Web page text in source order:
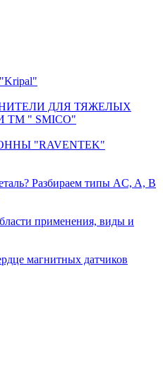
ДЛЯ ТЯЖЕЛЫХ
" SMICO"
"RAVENTEK"
Разбираем типы AC, A, B
применения, виды и
магнитных датчиков